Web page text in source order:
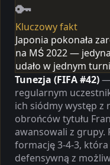
🔑
Kluczowy fakt
Japonia pokonała
na MŚ 2022 —
udało w jednym
Tunezja (FIFA #42)—
regularnym
ich siódmy występ z
obrońców tytułu
awansowali z grupy.
formację 3-4-3,
defensywną z